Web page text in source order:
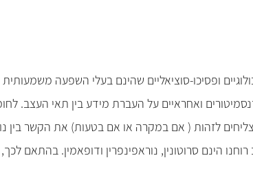
ופסיכו-סוציאליים שהינם בעלי השפעה
ואחראיים על העברת מידע בין תאי העצב.
לזהות ( אם במקרה או אם בטעות) את הקשר בין
הינם סרוטונין, נוראפינפרין ודופאמין. בהתאם